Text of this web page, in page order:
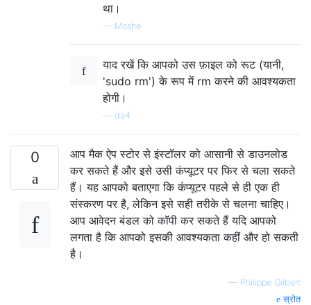
था।
— Moshe
याद रखें कि आपको उस फ़ाइल को रूट (यानी,
'sudo rm') के रूप में rm करने की आवश्यकता
होगी।
da4
0
आप मैक ऐप स्टोर से इंस्टॉलर को आसानी से डाउनलोड
कर सकते हैं और इसे उसी कंप्यूटर पर फिर से चला सकते
हैं। यह आपको बताएगा कि कंप्यूटर पहले से ही एक ही
संस्करण पर है, लेकिन इसे सही तरीके से चलना चाहिए।
आप आवेदन बंडल को कॉपी कर सकते हैं यदि आपको
लगता है कि आपको इसकी आवश्यकता कहीं और हो सकती
है।
— Philippe Gilbert
स्रोत